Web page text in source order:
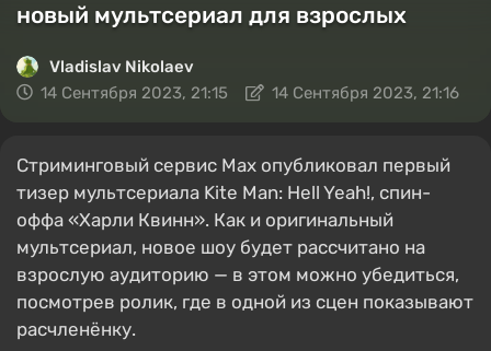
новый мультсериал для взрослых
Vladislav Nikolaev
14 Сентября 2023, 21:15
14 Сентября 2023, 21:16
Стриминговый сервис Max опубликовал первый
тизер мультсериала Kite Man: Hell Yeah!, спин-
оффа «Харли Квинн». Как и оригинальный
мультсериал, новое шоу будет рассчитано на
взрослую аудиторию — в этом можно убедиться,
посмотрев ролик, где в одной из сцен показывают
расчленёнку.